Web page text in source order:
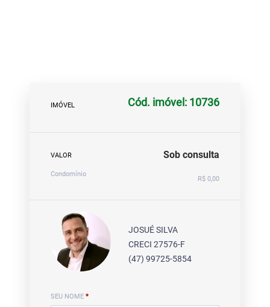
IMÓVEL Cód. imóvel: 10736
VALOR Sob consulta
Condomínio
R$ 0,00
JOSUÉ SILVA
CRECI 27576-F
(47) 99725-5854
SEU NOME *